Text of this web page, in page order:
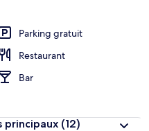
Parking gratuit
Restaurant
Bar
principaux (12)